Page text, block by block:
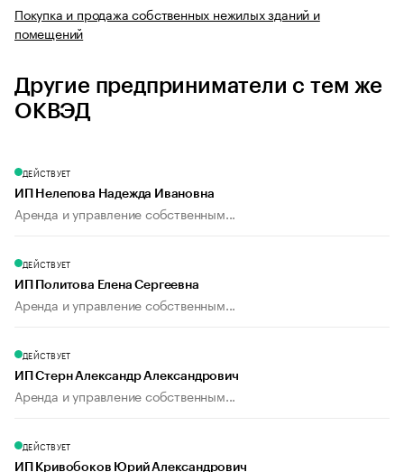
Покупка и продажа собственных нежилых зданий и
помещений
Другие предприниматели с тем же
ОКВЭД
ДЕЙСТВУЕТ
ИП Нелепова Надежда Ивановна
Аренда и управление собственным...
ДЕЙСТВУЕТ
ИП Политова Елена Сергеевна
Аренда и управление собственным...
ДЕЙСТВУЕТ
ИП Стерн Александр Александрович
Аренда и управление собственным...
ДЕЙСТВУЕТ
ИП Кривобоков Юрий Александрович